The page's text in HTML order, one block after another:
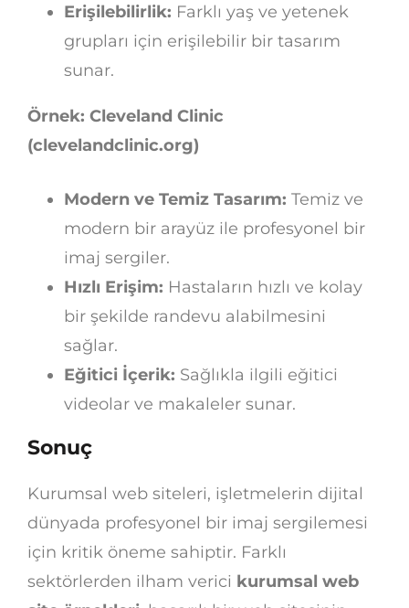
Erişilebilirlik: Farklı yaş ve yetenek
grupları için erişilebilir bir tasarım
sunar.
Örnek: Cleveland Clinic
(clevelandclinic.org)
Modern ve Temiz Tasarım: Temiz ve
modern bir arayüz ile profesyonel bir
imaj sergiler.
Hızlı Erişim: Hastaların hızlı ve kolay
bir şekilde randevu alabilmesini
sağlar.
Eğitici İçerik: Sağlıkla ilgili eğitici
videolar ve makaleler sunar.
Sonuç
Kurumsal web siteleri, işletmelerin dijital
dünyada profesyonel bir imaj sergilemesi
için kritik öneme sahiptir. Farklı
sektörlerden ilham verici kurumsal web